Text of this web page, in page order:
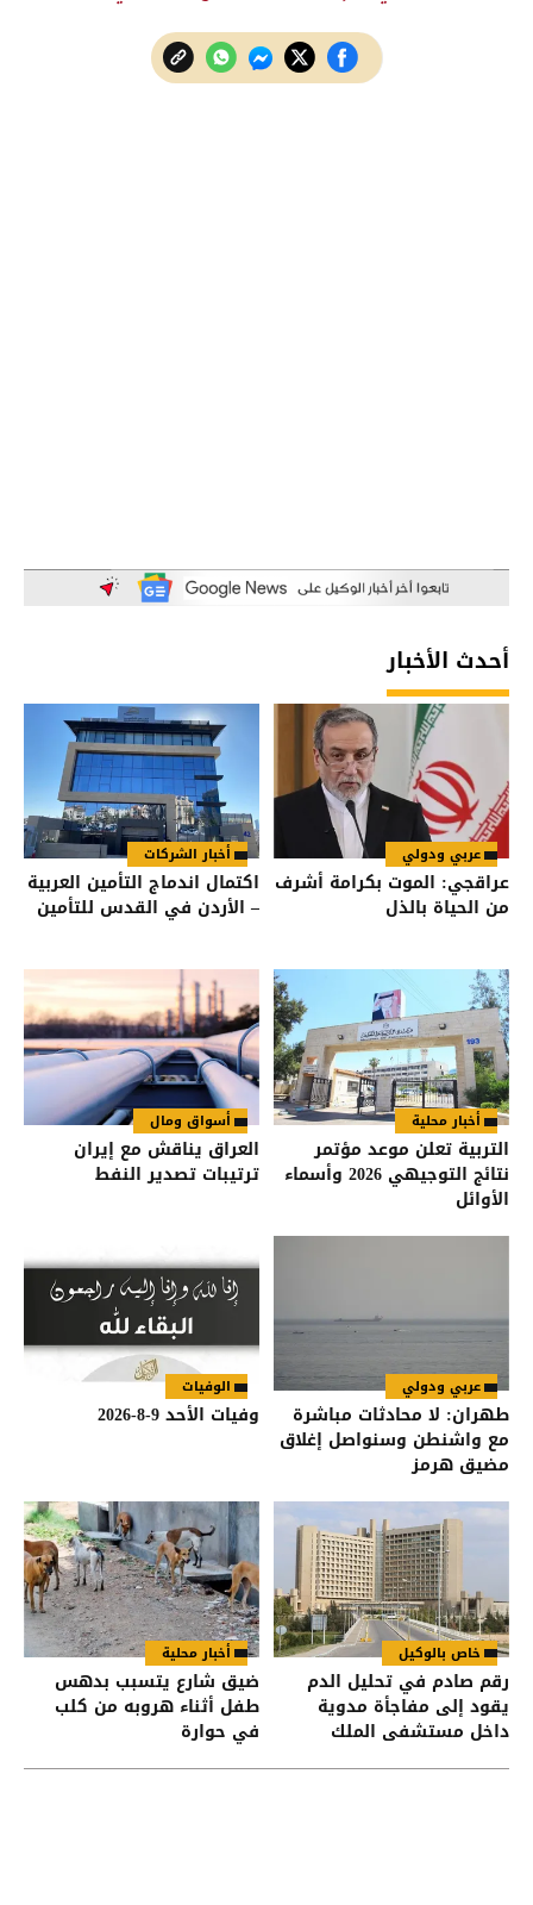
أحدث الأخبار
عربي ودولي
عراقجي: الموت بكرامة أشرف
من الحياة بالذل
أخبار الشركات
اكتمال اندماج التأمين العربية
– الأردن في القدس للتأمين
أخبار محلية
التربية تعلن موعد مؤتمر
نتائج التوجيهي 2026 وأسماء
الأوائل
أسواق ومال
العراق يناقش مع إيران
ترتيبات تصدير النفط
عربي ودولي
طهران: لا محادثات مباشرة
مع واشنطن وسنواصل إغلاق
مضيق هرمز
الوفيات
وفيات الأحد 9-8-2026
خاص بالوكيل
رقم صادم في تحليل الدم
يقود إلى مفاجأة مدوية
داخل مستشفى الملك
أخبار محلية
ضيق شارع يتسبب بدهس
طفل أثناء هروبه من كلب
في حوارة